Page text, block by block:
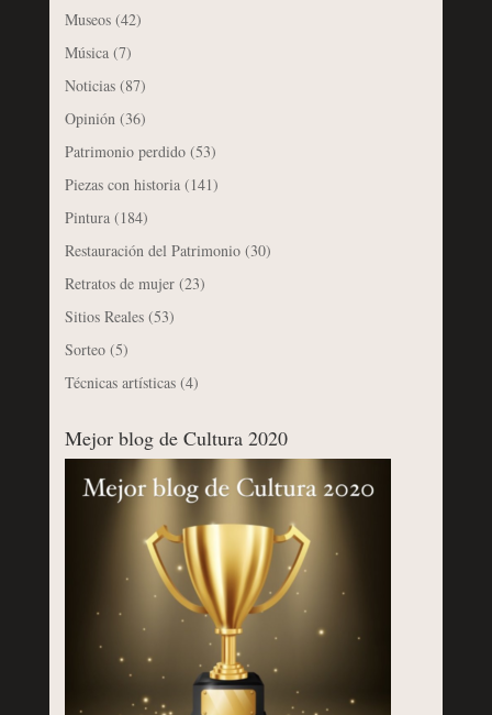
Museos(42)
Música(7)
Noticias(87)
Opinión(36)
Patrimonio perdido(53)
Piezas con historia(141)
Pintura(184)
Restauración del Patrimonio(30)
Retratos de mujer(23)
Sitios Reales(53)
Sorteo(5)
Técnicas artísticas(4)
Mejor blog de Cultura 2020